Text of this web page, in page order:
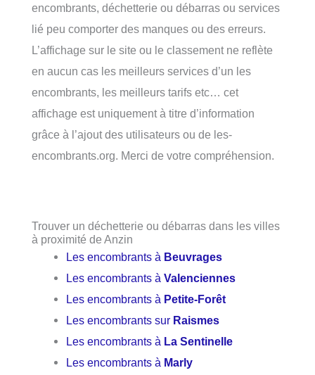
encombrants, déchetterie ou débarras ou services
lié peu comporter des manques ou des erreurs.
L’affichage sur le site ou le classement ne reflète
en aucun cas les meilleurs services d’un les
encombrants, les meilleurs tarifs etc… cet
affichage est uniquement à titre d’information
grâce à l’ajout des utilisateurs ou de les-
encombrants.org. Merci de votre compréhension.
Trouver un déchetterie ou débarras dans les villes
à proximité de Anzin
Les encombrants à Beuvrages
Les encombrants àValenciennes
Les encombrants à Petite-Forêt
Les encombrants sur Raismes
Les encombrants à La Sentinelle
Les encombrants à Marly